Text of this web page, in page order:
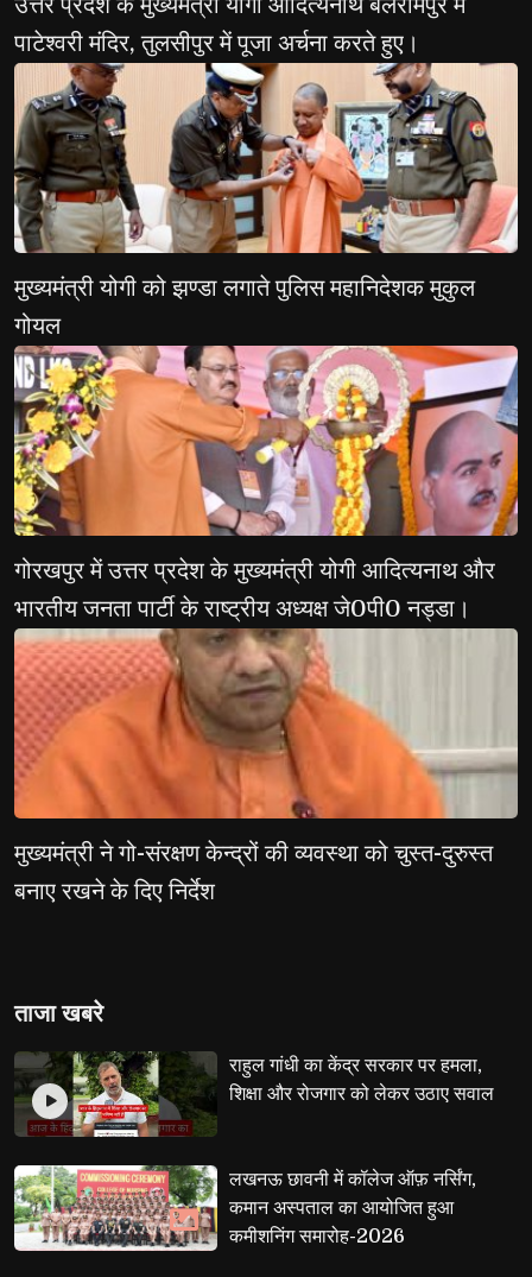
पाटेश्वरी मंदिर, तुलसीपुर में पूजा अर्चना करते हुए।
मुख्यमंत्री योगी को झण्डा लगाते पुलिस महानिदेशक मुकुल
गोयल
गोरखपुर में उत्तर प्रदेश के मुख्यमंत्री योगी आदित्यनाथ और
भारतीय जनता पार्टी के राष्ट्रीय अध्यक्ष जे0पी0 नड्डा।
मुख्यमंत्री ने गो-संरक्षण केन्द्रों की व्यवस्था को चुस्त-दुरुस्त
बनाए रखने के दिए निर्देश
ताजा खबरे
राहुल गांधी का केंद्र सरकार पर हमला,
शिक्षा और रोजगार को लेकर उठाए सवाल
लखनऊ छावनी में कॉलेज ऑफ़ नर्सिंग,
कमान अस्पताल का आयोजित हुआ
कमीशनिंग समारोह-2026